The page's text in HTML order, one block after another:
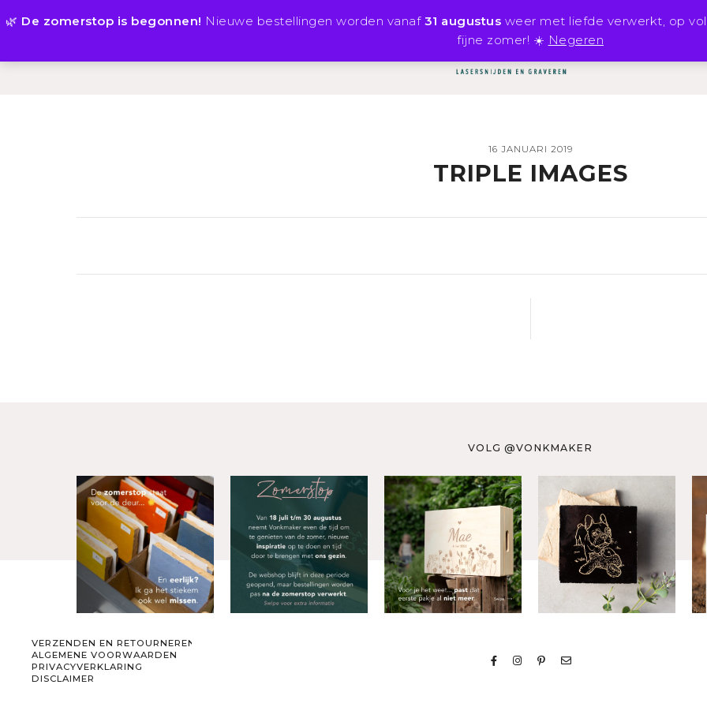
🌿 De zomerstop is begonnen! Nieuwe bestellingen worden vanaf 31 augustus weer met liefde verwerkt, op
fijne zomer! ☀️ Negeren
16 JANUARI 2019
TRIPLE IMAGES
VOLG @VONKMAKER
VERZENDEN EN RETOURNEREN
ALGEMENE VOORWAARDEN
PRIVACYVERKLARING
DISCLAIMER